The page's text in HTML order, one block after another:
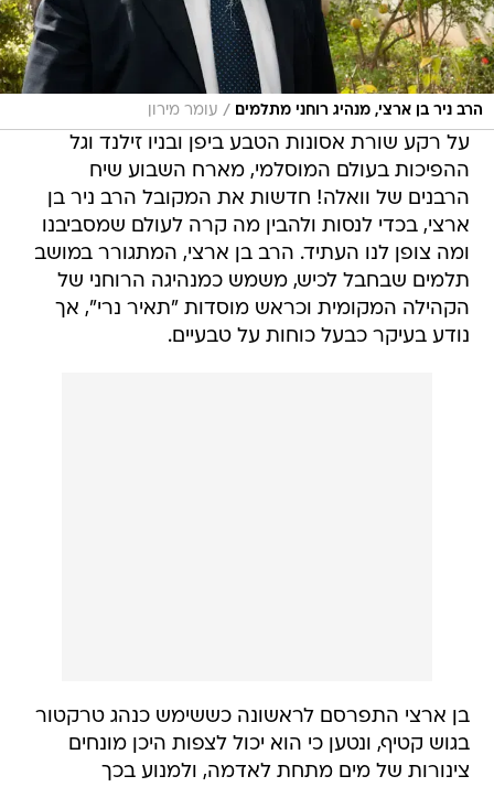
הרב ניר בן ארצי, מנהיג רוחני מתלמים / עומר מירון
על רקע שורת אסונות הטבע ביפן ובניו זילנד וגל
ההפיכות בעולם המוסלמי, מארח השבוע שיח
הרבנים של וואלה! חדשות את המקובל הרב ניר בן
ארצי, בכדי לנסות ולהבין מה קרה לעולם שמסביבנו
ומה צופן לנו העתיד. הרב בן ארצי, המתגורר במושב
תלמים שבחבל לכיש, משמש כמנהיגה הרוחני של
הקהילה המקומית וכראש מוסדות "תאיר נרי", אך
נודע בעיקר כבעל כוחות על טבעיים.
בן ארצי התפרסם לראשונה כששימש כנהג טרקטור
בגוש קטיף, ונטען כי הוא יכול לצפות היכן מונחים
צינורות של מים מתחת לאדמה, ולמנוע בכך